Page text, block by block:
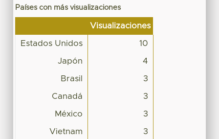
Países con más visualizaciones
Visualizaciones
Estados Unidos 10
Japón 4
Brasil 3
Canadá 3
México 3
Vietnam 3